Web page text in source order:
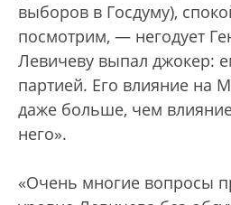
выборов в Госдуму),
посмотрим, — негодует
Левичеву выпал джокер:
партией. Его влияние на
даже больше, чем
него».
«Очень многие вопросы